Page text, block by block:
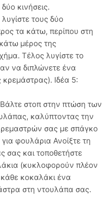
κινήσεις.
τους δύο
τα κάτω, περίπου στη
μέρος της
Τέλος λυγίστε το
να διπλώνετε ένα
Ιδέα 5:
Βάλτε στοπ στην πτώση των
καλύπτοντας την
σας με σπάγκο
φουλάρια Ανοίξτε τη
σας και τοποθετήστε
(κυκλοφορούν πλέον
κοκαλάκι ένα
στη ντουλάπα σας.